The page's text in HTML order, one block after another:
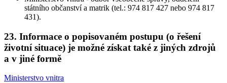
státního občanství a matrik (tel.: 974 817 427 nebo 974 817
431).
23. Informace o popisovaném postupu (o řešení
životní situace) je možné získat také z jiných zdrojů
a v jiné formě
Ministerstvo vnitra